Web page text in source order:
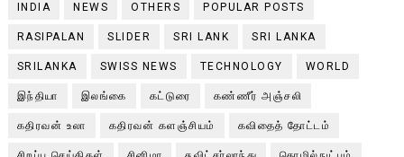
INDIA NEWS OTHERS POPULAR POSTS
RASIPALAN SLIDER SRI LANK SRI LANKA
SRILANKA SWISS NEWS TECHNOLOGY WORLD
இந்தியா இலங்கை கட்டுரை கண்ணீர் அஞ்சலி
கதிரவன் உலா கதிரவன் களஞ்சியம் கவிதைத் தோட்டம்